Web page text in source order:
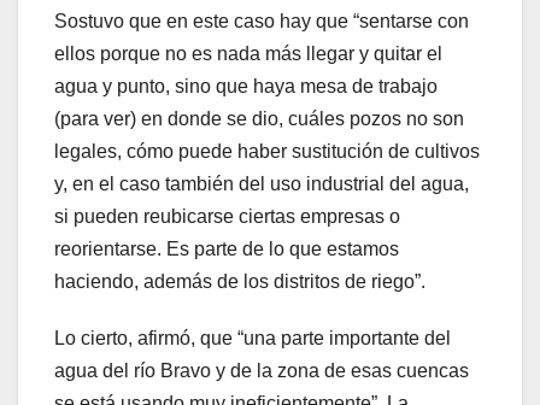
Sostuvo que en este caso hay que “sentarse con
ellos porque no es nada más llegar y quitar el
agua y punto, sino que haya mesa de trabajo
(para ver) en donde se dio, cuáles pozos no son
legales, cómo puede haber sustitución de cultivos
y, en el caso también del uso industrial del agua,
si pueden reubicarse ciertas empresas o
reorientarse. Es parte de lo que estamos
haciendo, además de los distritos de riego”.
Lo cierto, afirmó, que “una parte importante del
agua del río Bravo y de la zona de esas cuencas